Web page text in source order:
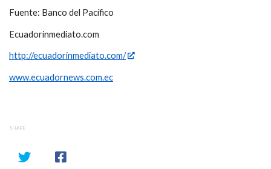
Fuente: Banco del Pacífico
Ecuadorinmediato.com
http://ecuadorinmediato.com/
www.ecuadornews.com.ec
SHARE